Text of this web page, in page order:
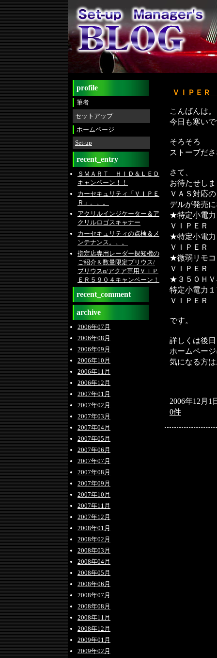
ＶＩＰＥＲ
こんばんは。
今日も寒い
そろそろ
ストーブだ
さて、
お待たせし
ＶＡＳ対応
デルが発売
★特定小電力
ＶＩＰＥＲ
★特定小電力
ＶＩＰＥＲ
★微弱リモコ
ＶＩＰＥＲ
★３５０ＨＶ
特定小電力
ＶＩＰＥＲ
です。
詳しくは後日
ホームペー
気になる方
2006年12月1
0件
profile
筆者
セットアップ
ホームページ
Set-up
recent_entry
ＳＭＡＲＴ ＨＩＤ＆ＬＥＤ
キャンペーン！！
カーセキュリティ「ＶＩＰＥ
Ｒ」。。。
アクリルインジケーター＆ア
クリルロゴスキャナー
カーセキュリティの点検＆メ
ンテナンス。。。
指定店専用レーダー探知機の
ご紹介＆数量限定プリウス/
プリウスα/アクア専用ＶＩＰ
ＥＲ５９０４キャンペーン！
recent_comment
archive
2006年07月
2006年08月
2006年09月
2006年10月
2006年11月
2006年12月
2007年01月
2007年02月
2007年03月
2007年04月
2007年05月
2007年06月
2007年07月
2007年08月
2007年09月
2007年10月
2007年11月
2007年12月
2008年01月
2008年02月
2008年03月
2008年04月
2008年05月
2008年06月
2008年07月
2008年08月
2008年11月
2008年12月
2009年01月
2009年02月